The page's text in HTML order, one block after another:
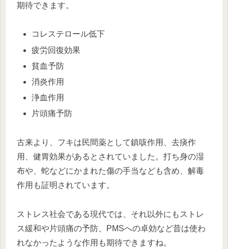
期待できます。
コレステロール低下
疲労回復効果
貧血予防
消炎作用
浄血作用
片頭痛予防
古来より、フキは民間薬として鎮咳作用、去痰作
用、健胃効果があるとされていました。打ち身の湿
布や、蛇などにかまれた傷の手当なども含め、解毒
作用も証明されています。
ストレス社会である現代では、それ以外にもストレ
ス緩和や片頭痛の予防、PMSへの卓効など昔は使わ
れなかったような作用も期待できますね。